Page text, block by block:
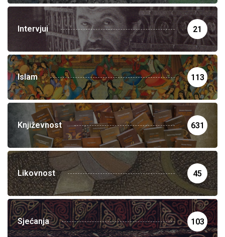
Intervjui 21
Islam 113
Književnost 631
Likovnost 45
Sjećanja 103